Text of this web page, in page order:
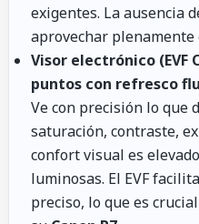
exigentes. La ausencia
aprovechar plenamente
Visor electrónico (EVF
puntos con refresco
Ve con precisión lo
saturación, contraste,
confort visual es
luminosas. El EVF
preciso, lo que es